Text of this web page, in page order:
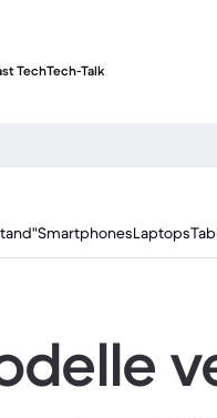
TechTech-Talk
SmartphonesLaptops